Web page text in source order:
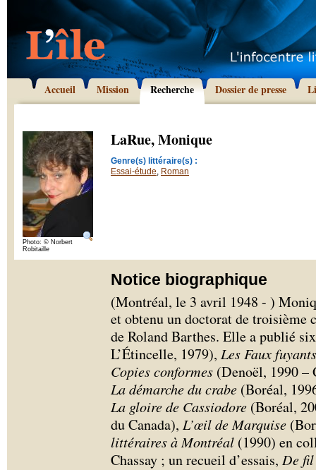
Accueil Mission Recherche Dossier de presse
Photo: © Norbert
Robitaille
LaRue, Monique
Genre(s) littéraire(s) :
Essai-étude, Roman
Notice biographique
(Montréal, le 3 avril 1948 - )
et obtenu un doctorat de
de Roland Barthes. Elle a publié
L’Étincelle, 1979), Les Faux fuyants
Copies conformes (Denoël, 1990
La démarche du crabe (Boréal,
La gloire de Cassiodore (Boréal,
du Canada), L’œil de Marquise
littéraires à Montréal (1990) en
Chassay ; un recueil d’essais, De